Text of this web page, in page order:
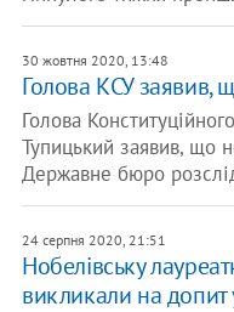
30 жовтня 2020, 13:48
Голова КСУ заявив,
Голова
Тупицький заявив, що
Державне бюро
24 серпня 2020, 21:51
Нобелівську
викликали на допит